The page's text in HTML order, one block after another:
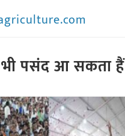
पसंद आ सकता हैं